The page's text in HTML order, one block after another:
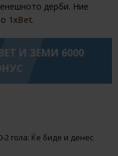
дерби. Ние
1xBet.
И ЗЕМИ 6000
2 гола: Ќе биде и денес